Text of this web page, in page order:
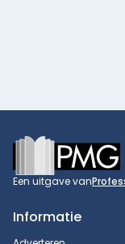
Footer
Een uitgave van
Informatie